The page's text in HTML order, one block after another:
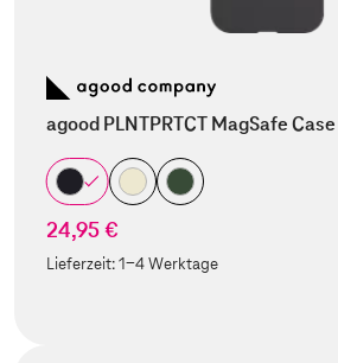
agood PLNTPRTCT MagSafe
24,95 €
Lieferzeit:1-4 Werktage